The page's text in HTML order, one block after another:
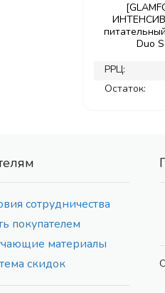
Duo
РРЦ:
Остаток:
сотрудничества
покупателем
материалы
скидок